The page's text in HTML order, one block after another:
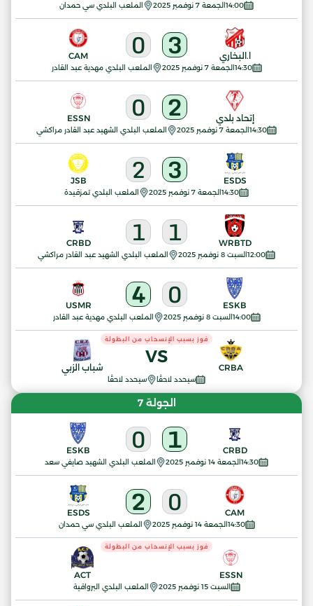
14:00الجمعة 7 نوفمبر 2025 الملعب البلدي سي حمدان
14:30الجمعة 7 نوفمبر 2025 الملعب البلدي مهدية عبد القادر
ا.البخاري 3
0
CAM
14:30الجمعة 7 نوفمبر 2025 الملعب البلدي الشهيد عبد القادر مراكشي
إتحاد بلدي 2
0
ESSN
14:30الجمعة 7 نوفمبر 2025 الملعب البلدي تمزقيدة
ESDS
3
2
JSB
12:00السبت 8 نوفمبر 2025 الملعب البلدي الشهيد عبد القادر مراكشي
WRBTD
1
1
CRBD
14:00السبت 8 نوفمبر 2025 الملعب البلدي مهدية عبد القادر
ESKB
0
4
USMR
سيحدد لاحقًا سيحدد لاحقًا
CRBA
VS
فوز بسبب الإنسحاب من البطولة
شباب الزبي
الجولة 7
14:30الجمعة 14 نوفمبر 2025 الملعب البلدي الشهيد صايفي سعد
CRBD
1
0
ESKB
14:30الجمعة 14 نوفمبر 2025 الملعب البلدي سي حمدان
CAM
0
2
ESDS
السبت 15 نوفمبر 2025 الملعب البلدي البرواقية
ESSN
فوز بسبب الإنسحاب من البطولة
ACT